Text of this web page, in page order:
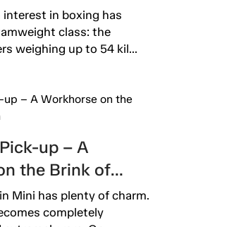
interest in boxing has
class: the
weighing up to 54 kil...
up – A
the Brink of
Mini has plenty of charm.
completely